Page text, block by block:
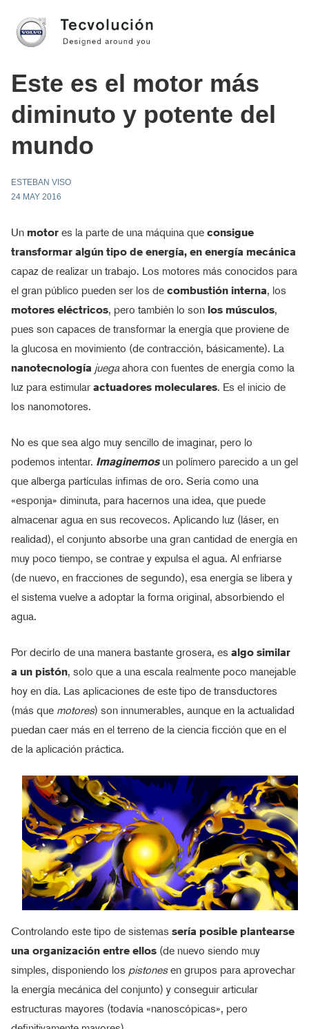
Este es el motor más
diminuto y potente del
mundo
ESTEBAN VISO
24 MAY 2016
Un motor es la parte de una máquina que consigue
transformar algún tipo de energía, en energía mecánica
capaz de realizar un trabajo. Los motores más conocidos para
el gran público pueden ser los de combustión interna, los
motores eléctricos, pero también lo son los músculos,
pues son capaces de transformar la energía que proviene de
la glucosa en movimiento (de contracción, básicamente). La
nanotecnología juegaahora con fuentes de energía como la
luz para estimular actuadores moleculares. Es el inicio de
los nanomotores.
No es que sea algo muy sencillo de imaginar, pero lo
podemos intentar. Imaginemosun polímero parecido a un gel
que alberga partículas ínfimas de oro. Sería como una
«esponja» diminuta, para hacernos una idea, que puede
almacenar agua en sus recovecos. Aplicando luz (láser, en
realidad), el conjunto absorbe una gran cantidad de energía en
muy poco tiempo, se contrae y expulsa el agua. Al enfriarse
(de nuevo, en fracciones de segundo), esa energía se libera y
el sistema vuelve a adoptar la forma original, absorbiendo el
agua.
Por decirlo de una manera bastante grosera, es algo similar
a un pistón, solo que a una escala realmente poco manejable
hoy en día. Las aplicaciones de este tipo de transductores
(más que motores) son innumerables, aunque en la actualidad
puedan caer más en el terreno de la ciencia ficción que en el
de la aplicación práctica.
Controlando este tipo de sistemas sería posible plantearse
una organización entre ellos (de nuevo siendo muy
simples, disponiendo los pistonesen grupos para aprovechar
la energía mecánica del conjunto) y conseguir articular
estructuras mayores (todavía «nanoscópicas», pero